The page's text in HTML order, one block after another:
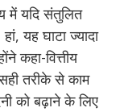
में यदि संतुलित
यह घाटा ज्यादा
कहा-वित्तीय
तरीके से काम
को बढ़ाने के लिए